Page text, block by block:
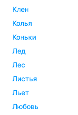
клен
колья
коньки
лед
лес
листья
льет
любовь